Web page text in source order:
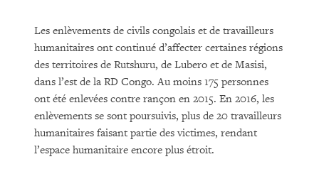
Les enlèvements de civils congolais et de travailleurs
humanitaires ont continué d’affecter certaines régions
des territoires de Rutshuru, de Lubero et de Masisi,
dans l’est de la RD Congo. Au moins 175 personnes
ont été enlevées contre rançon en 2015. En 2016, les
enlèvements se sont poursuivis, plus de 20 travailleurs
humanitaires faisant partie des victimes, rendant
l’espace humanitaire encore plus étroit.